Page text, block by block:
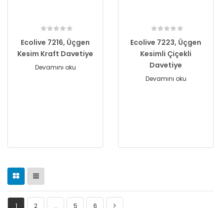
Ecolive 7216, Üçgen
Kesim Kraft Davetiye
Devamını oku
Ecolive 7223, Üçgen
Kesimli Çiçekli
Davetiye
Devamını oku
1 2 … 5 6